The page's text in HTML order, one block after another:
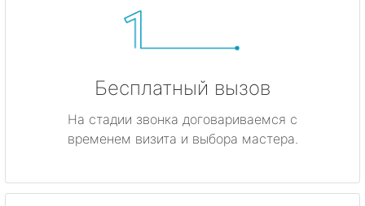
Бесплатный вызов
На стадии звонка договариваемся с
временем визита и выбора мастера.